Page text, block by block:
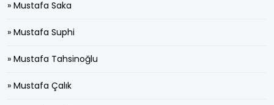
» Mustafa Saka
» Mustafa Suphi
» Mustafa Tahsinoğlu
» Mustafa Çalık